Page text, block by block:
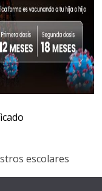
escolares